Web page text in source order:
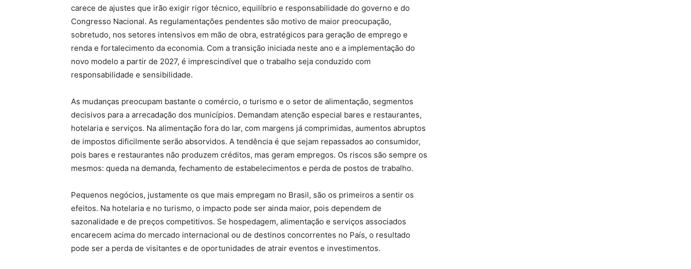
carece de ajustes que irão exigir rigor técnico, equilíbrio e responsabilidade do governo e do
Congresso Nacional. As regulamentações pendentes são motivo de maior preocupação,
sobretudo, nos setores intensivos em mão de obra, estratégicos para geração de emprego e
renda e fortalecimento da economia. Com a transição iniciada neste ano e a implementação do
novo modelo a partir de 2027, é imprescindível que o trabalho seja conduzido com
responsabilidade e sensibilidade.
As mudanças preocupam bastante o comércio, o turismo e o setor de alimentação, segmentos
decisivos para a arrecadação dos municípios. Demandam atenção especial bares e restaurantes,
hotelaria e serviços. Na alimentação fora do lar, com margens já comprimidas, aumentos abruptos
de impostos dificilmente serão absorvidos. A tendência é que sejam repassados ao consumidor,
pois bares e restaurantes não produzem créditos, mas geram empregos. Os riscos são sempre os
mesmos: queda na demanda, fechamento de estabelecimentos e perda de postos de trabalho.
Pequenos negócios, justamente os que mais empregam no Brasil, são os primeiros a sentir os
efeitos. Na hotelaria e no turismo, o impacto pode ser ainda maior, pois dependem de
sazonalidade e de preços competitivos. Se hospedagem, alimentação e serviços associados
encarecem acima do mercado internacional ou de destinos concorrentes no País, o resultado
pode ser a perda de visitantes e de oportunidades de atrair eventos e investimentos.